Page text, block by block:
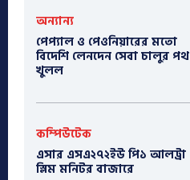
অন্যান্য
পেপ্যাল ও পেওনিয়ারের মতো
বিদেশি লেনদেন সেবা চালুর পথ
খুলল
কম্পিউটেক
এসার এসএ২৭২ইউ পি১ আলট্রা
স্লিম মনিটর বাজারে